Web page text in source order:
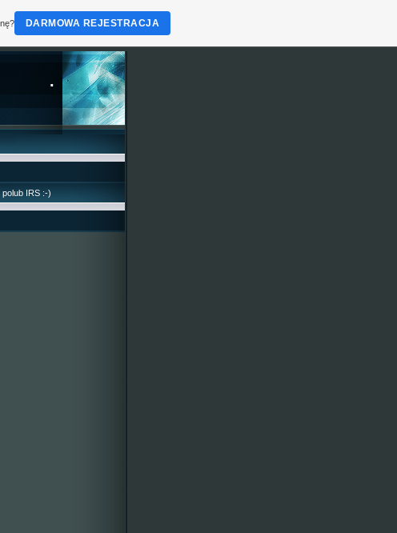
.
polub IRS :-)
DARMOWA REJESTRACJA